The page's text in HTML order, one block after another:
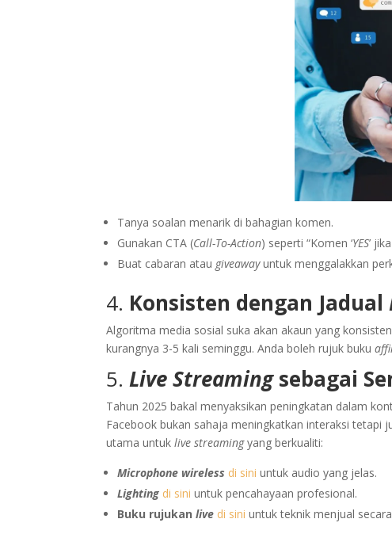
Tanya soalan menarik di bahagian komen.
Gunakan CTA (Call-To-Action) seperti “Komen ‘YES’
Buat cabaran atau giveawayuntuk menggalakkan
4. Konsisten dengan Jadual
Algoritma media sosial suka akan akaun yang
kurangnya 3-5 kali seminggu. Anda boleh rujuk buku
5.Live Streamingsebagai
Tahun 2025 bakal menyaksikan peningkatan dalam
Facebook bukan sahaja meningkatkan interaksi tetapi
utama untuklive streamingyang berkualiti:
Microphone wireless di sini untuk audio yang jelas.
Lighting di sini untuk pencahayaan profesional.
Buku rujukanlive di sini untuk teknik menjual